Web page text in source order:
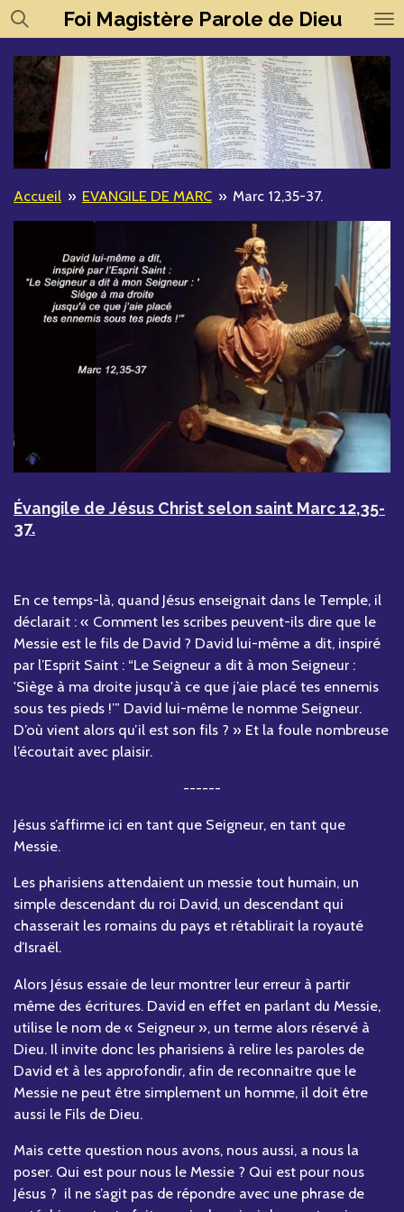
Passer
au
contenu
principal
Foi Magistère Parole de Dieu
Accueil » EVANGILE DE MARC » Marc 12,35-37.
Évangile de Jésus Christ selon saint Marc 12,35-
37.
En ce temps-là, quand Jésus enseignait dans le Temple, il
déclarait : « Comment les scribes peuvent-ils dire que le
Messie est le fils de David ? David lui-même a dit, inspiré
par l’Esprit Saint : “Le Seigneur a dit à mon Seigneur :
'Siège à ma droite jusqu'à ce que j’aie placé tes ennemis
sous tes pieds !’” David lui-même le nomme Seigneur.
D’où vient alors qu’il est son fils ? » Et la foule nombreuse
l’écoutait avec plaisir.
------
Jésus s’affirme ici en tant que Seigneur, en tant que
Messie.
Les pharisiens attendaient un messie tout humain, un
simple descendant du roi David, un descendant qui
chasserait les romains du pays et rétablirait la royauté
d’Israël.
Alors Jésus essaie de leur montrer leur erreur à partir
même des écritures. David en effet en parlant du Messie,
utilise le nom de « Seigneur », un terme alors réservé à
Dieu. Il invite donc les pharisiens à relire les paroles de
David et à les approfondir, afin de reconnaitre que le
Messie ne peut être simplement un homme, il doit être
aussi le Fils de Dieu.
Mais cette question nous avons, nous aussi, a nous la
poser. Qui est pour nous le Messie ? Qui est pour nous
Jésus ? il ne s’agit pas de répondre avec une phrase de